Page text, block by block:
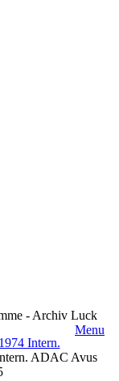
- Archiv Luck
Menu
1974 Intern.
ADAC Avus